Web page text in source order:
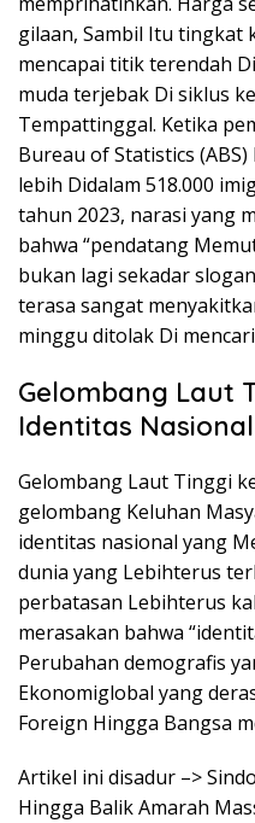
gilaan, Sambil Itu tingkat
mencapai titik terendah
muda terjebak Di siklus
Tempattinggal. Ketika
Bureau of Statistics
lebih Didalam 518.000
tahun 2023, narasi yang
bahwa “pendatang
bukan lagi sekadar
terasa sangat
minggu ditolak Di
Gelombang Laut
Identitas Nasional
Gelombang Laut Tinggi
gelombang Keluhan
identitas nasional yang
dunia yang Lebihterus
perbatasan Lebihterus
merasakan bahwa
Perubahan demografis
Ekonomiglobal yang
Foreign Hingga Bangsa
Artikel ini disadur –>
Hingga Balik Amarah